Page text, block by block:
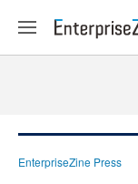
EnterpriseZine Press